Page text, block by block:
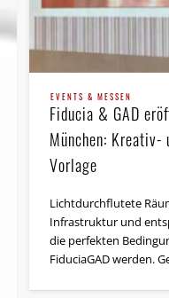
EVENTS & MESSEN
Fiducia & GAD
München: Kreativ-
Vorlage
Lichtdurchflutete
Infrastruktur und
die perfekten
FiduciaGAD werden.